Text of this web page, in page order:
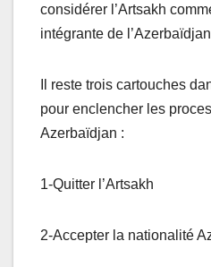
considérer l’Artsakh
intégrante de
Il reste trois cartouches
pour enclencher les
Azerbaïdjan :
1-Quitter l’Artsakh
2-Accepter la nationalité